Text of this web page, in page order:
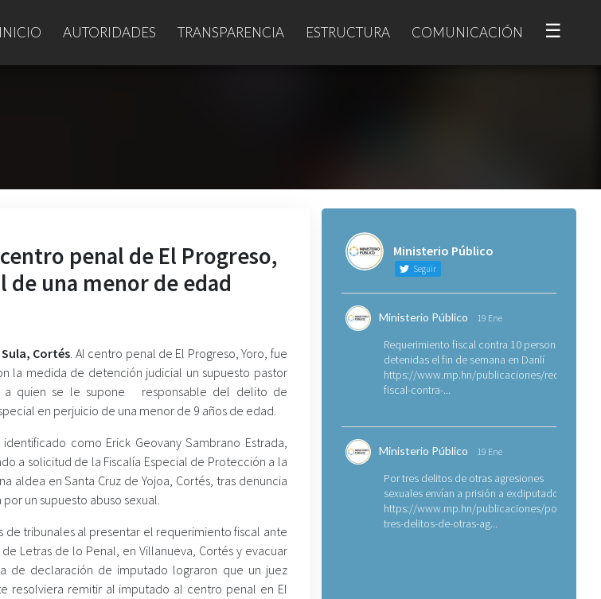
INICIO AUTORIDADES TRANSPARENCIA ESTRUCTURA COMUNICACIÓN ☰
penal de El Progreso,
de una menor de edad
Cortés. Al centro penal de El Progreso, Yoro, fue
la medida de detención judicial un supuesto pastor
a quien se le supone responsable del delito de
en perjuicio de una menor de 9 años de edad.
identificado como Erick Geovany Sambrano Estrada,
a solicitud de la Fiscalía Especial de Protección a la
aldea en Santa Cruz de Yojoa, Cortés, tras denuncia
un supuesto abuso sexual.
de tribunales al presentar el requerimiento fiscal ante
Letras de lo Penal, en Villanueva, Cortés y evacuar
de declaración de imputado lograron que un juez
resolviera remitir al imputado al centro penal en El
Ministerio Público
Seguir
Ministerio Público 19 Ene
Requerimiento fiscal contra 10 personas
detenidas el fin de semana en Danlí
https://www.mp.hn/publicaciones/
fiscal-contra-...
Ministerio Público 19 Ene
Por tres delitos de otras agresiones
sexuales envían a prisión a exdiputado
https://www.mp.hn/publicaciones/por-
tres-delitos-de-otras-ag...